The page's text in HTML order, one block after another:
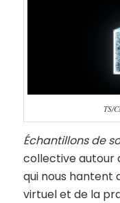
TS/
Échantillons de
collective autour
qui nous hantent
virtuel et de la